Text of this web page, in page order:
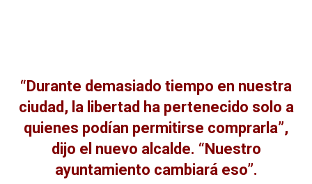
“Durante demasiado tiempo en nuestra
ciudad, la libertad ha pertenecido solo a
quienes podían permitirse comprarla”,
dijo el nuevo alcalde. “Nuestro
ayuntamiento cambiará eso”.